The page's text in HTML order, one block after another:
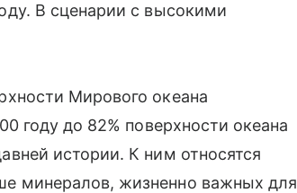
В сценарии с высокими
Мирового океана
году до 82% поверхности океана
истории. К ним относятся
минералов, жизненно важных для